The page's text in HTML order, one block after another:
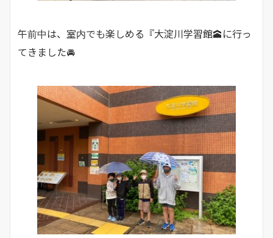
午前中は、室内でも楽しめる『大淀川学習館🕋に行っ
てきました🚘